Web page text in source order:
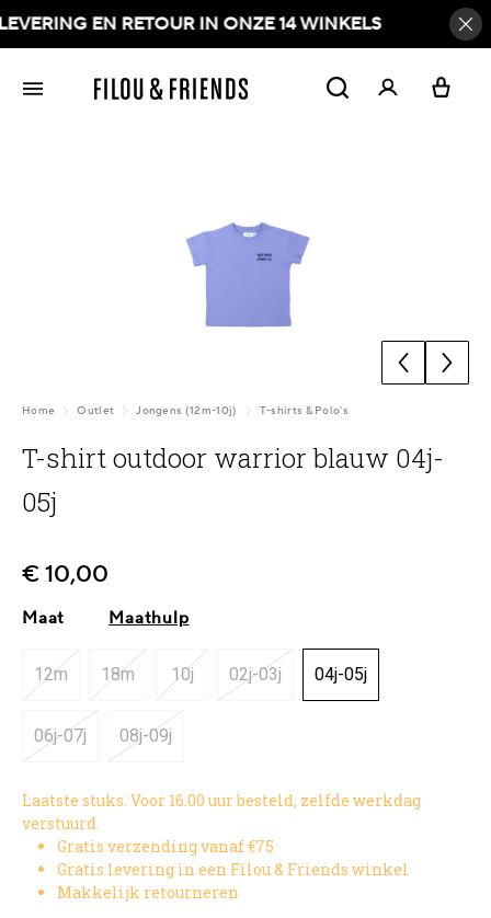
EN RETOUR IN ONZE 14 WINKELS
Home Outlet Jongens (12m-10j) T-shirts & Polo's
T-shirt outdoor warrior blauw 04j-
05j
€ 10,00
Maat Maathulp
12m(Deze optie is momenteel niet beschikbaar.)
18m(Deze optie is momenteel niet beschikbaar.)
10j(Deze optie is momenteel niet beschikbaar.)
02j-03j(Deze optie is momenteel niet
04j-05j
06j-07j(Deze optie is momenteel niet beschikbaar.)
08j-09j(Deze optie is momenteel niet beschikbaar.)
Laatste stuks. Voor 16.00 uur besteld, zelfde werkdag
verstuurd.
Gratis verzending vanaf €75
Gratis levering in een Filou & Friends winkel
Makkelijk retourneren